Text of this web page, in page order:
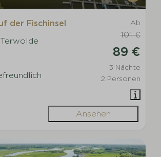
Ab
101 €
89 €
3 Nächte
2 Personen
der Fischinsel
Ansehen